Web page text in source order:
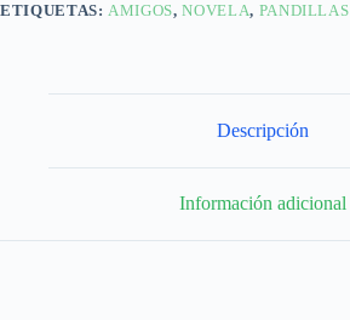
ETIQUETAS:AMIGOS,NOVELA, PANDILLAS
Descripción
Información adicional